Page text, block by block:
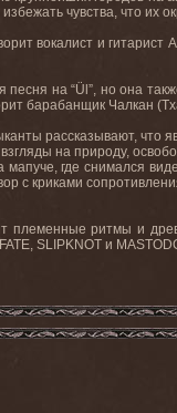
чувства, что их
вокалист и
на “Ül”, но она
барабанщик Чалкан
рассказывают,
на природу,
где снимался
с криками
племенные ритмы и
SLIPKNOT и